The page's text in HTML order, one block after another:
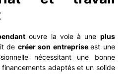
ouvre la voie à une plus
de créer son entrepriseest une
nécessitant une bonne
financements adaptés et un solide